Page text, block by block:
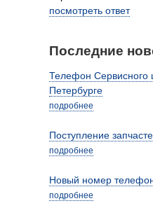
посмотреть ответ
Последние
Телефон Сервисного
Петербурге
подробнее
Поступление
подробнее
Новый номер
подробнее